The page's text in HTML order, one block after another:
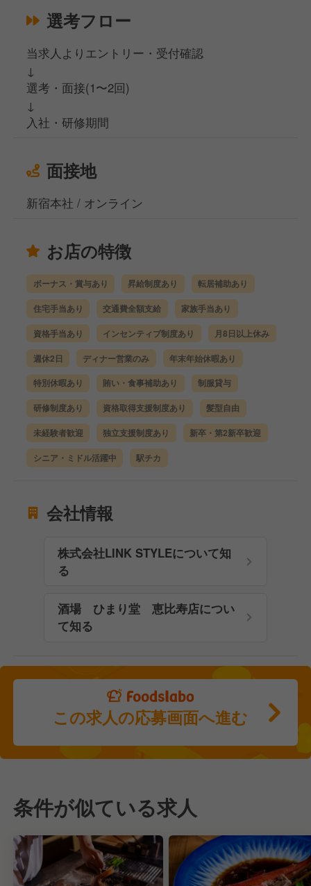
選考フロー
当求人よりエントリー・受付確認
↓
選考・面接(1〜2回)
↓
入社・研修期間
面接地
新宿本社 / オンライン
お店の特徴
ボーナス・賞与あり 昇給制度あり 転居補助あり
住宅手当あり 交通費全額支給 家族手当あり
資格手当あり インセンティブ制度あり 月8日以上休み
週休2日 ディナー営業のみ 年末年始休暇あり
特別休暇あり 賄い・食事補助あり 制服貸与
研修制度あり 資格取得支援制度あり 髪型自由
未経験者歓迎 独立支援制度あり 新卒・第2新卒歓迎
シニア・ミドル活躍中 駅チカ
会社情報
株式会社LINK STYLEについて知
る
酒場 ひまり堂 恵比寿店につい
て知る
この求人の応募画面へ進む
条件が似ている求人